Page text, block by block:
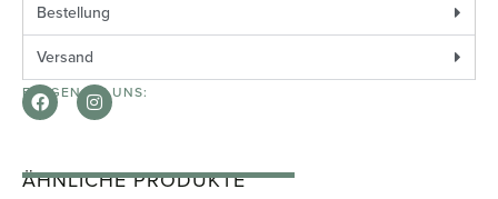
Bestellung
Versand
FOLGEN SIE UNS:
ÄHNLICHE PRODUKTE